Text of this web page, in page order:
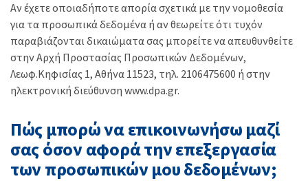
Αν έχετε οποιαδήποτε απορία σχετικά με την νομοθεσία
για τα προσωπικά δεδομένα ή αν θεωρείτε ότι τυχόν
παραβιάζονται δικαιώματα σας μπορείτε να απευθυνθείτε
στην Αρχή Προστασίας Προσωπικών Δεδομένων,
Λεωφ.Κηφισίας 1, Αθήνα 11523, τηλ. 2106475600 ή στην
ηλεκτρονική διεύθυνση www.dpa.gr.
Πώς μπορώ να επικοινωνήσω μαζί
σας όσον αφορά την επεξεργασία
των προσωπικών μου δεδομένων;